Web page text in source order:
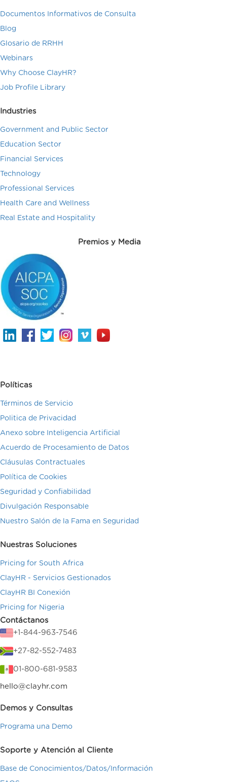
Documentos Informativos de Consulta
Blog
Glosario de RRHH
Webinars
Why Choose ClayHR?
Job Profile Library
Industries
Government and Public Sector
Education Sector
Financial Services
Technology
Professional Services
Health Care and Wellness
Real Estate and Hospitality
Premios y Media
Políticas
Términos de Servicio
Politica de Privacidad
Anexo sobre Inteligencia Artificial
Acuerdo de Procesamiento de Datos
Cláusulas Contractuales
Política de Cookies
Seguridad y Confiabilidad
Divulgación Responsable
Nuestro Salón de la Fama en Seguridad
Nuestras Soluciones
Pricing for South Africa
ClayHR - Servicios Gestionados
ClayHR BI Conexión
Pricing for Nigeria
Contáctanos
+1-844-963-7546
+27-82-552-7483
01-800-681-9583
hello@clayhr.com
Demos y Consultas
Programa una Demo
Soporte y Atención al Cliente
Base de Conocimientos/Datos/Información